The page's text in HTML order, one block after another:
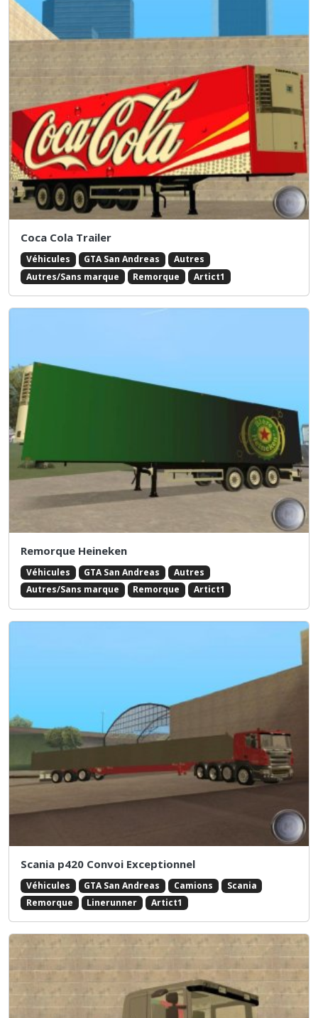
Coca Cola Trailer
Véhicules GTA San Andreas
Autres
Autres/Sans marque
Remorque Artict1
Remorque Heineken
Véhicules GTA San Andreas
Autres
Autres/Sans marque
Remorque Artict1
Scania p420 Convoi Exceptionnel
Véhicules GTA San Andreas Camions
Scania
Remorque
Linerunner Artict1